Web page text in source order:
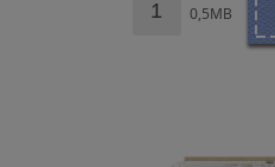
0,5MB